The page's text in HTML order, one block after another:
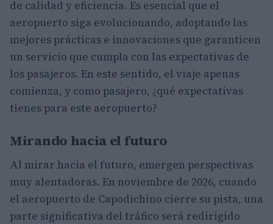
de calidad y eficiencia. Es esencial que el
aeropuerto siga evolucionando, adoptando las
mejores prácticas e innovaciones que garanticen
un servicio que cumpla con las expectativas de
los pasajeros. En este sentido, el viaje apenas
comienza, y como pasajero, ¿qué expectativas
tienes para este aeropuerto?
Mirando hacia el futuro
Al mirar hacia el futuro, emergen perspectivas
muy alentadoras. En noviembre de 2026, cuando
el aeropuerto de Capodichino cierre su pista, una
parte significativa del tráfico será redirigido